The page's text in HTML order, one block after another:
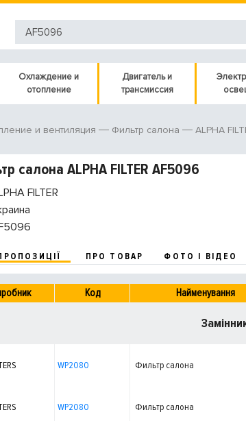
Охлаждение и
отопление
Двигатель и
трансмиссия
и вентиляция Фильтр салона ALPHA
салона ALPHA FILTER AF5096
FILTER
ПРО ТОВАР ФОТО І ВІДЕО
Код Найменування
WP2080 Фильтр салона
WP2080 Фильтр салона